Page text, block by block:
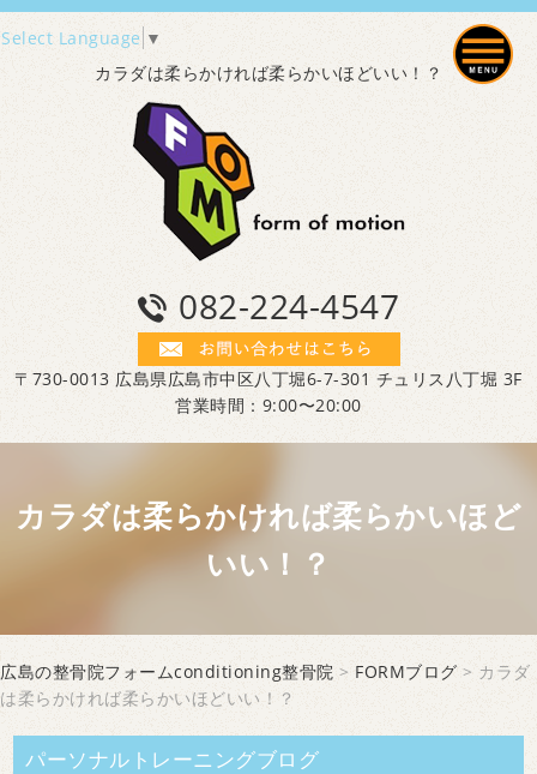
Select Language ▼
カラダは柔らかければ柔らかいほどいい！？
082-224-4547
〒730-0013 広島県広島市中区八丁堀6-7-301 チュリス八丁堀 3F
営業時間：9:00〜20:00
カラダは柔らかければ柔らかいほど
いい！？
広島の整骨院フォームconditioning整骨院 > FORMブログ > カラダ
は柔らかければ柔らかいほどいい！？
パーソナルトレーニングブログ